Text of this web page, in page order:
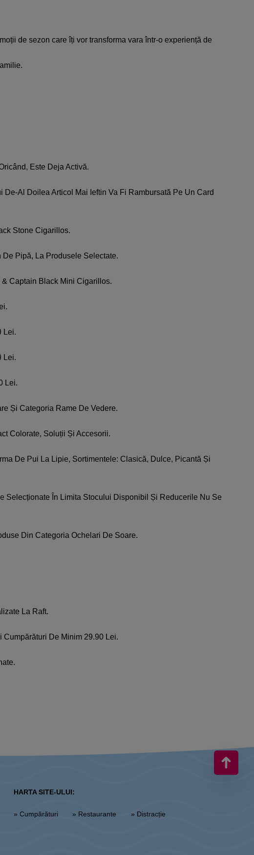
de sezon care îți vor transforma vara într-o experiență de
Este Deja Activă.
Al Doilea Articol Mai Ieftin Va Fi Rambursată Pe Un Card
Stone Cigarillos.
Pipă, La Produsele Selectate.
Captain Black Mini Cigarillos.
Lei.
Lei.
Lei.
Și Categoria Rame De Vedere.
Colorate, Soluții Și Accesorii.
De Pui La Lipie, Sortimentele: Clasică, Dulce, Picantă Și
Selecționate În Limita Stocului Disponibil Și Reducerile Nu Se
Din Categoria Ochelari De Soare.
La Raft.
Cumpărături De Minim 29.90 Lei.
HARTA SITE-ULUI:
» Cumpărături » Restaurante » Distracție